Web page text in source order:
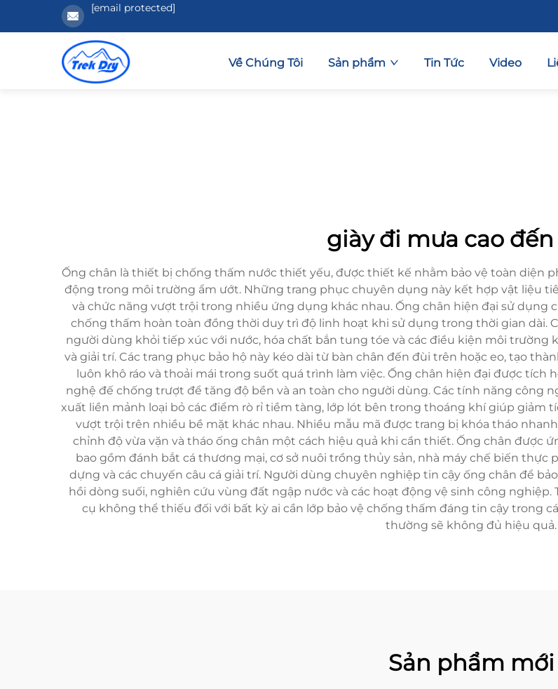
[email protected]
Về Chúng Tôi Sản phẩm Tin Tức Video
giày đi mưa cao
Ống chân là thiết bị chống thấm nước thiết yếu, được thiết kế nhằm bảo vệ toàn diện
động trong môi trường ẩm ướt. Những trang phục chuyên dụng này kết hợp vật liệu
và chức năng vượt trội trong nhiều ứng dụng khác nhau. Ống chân hiện đại sử dụng
chống thấm hoàn toàn đồng thời duy trì độ linh hoạt khi sử dụng trong thời gian dài.
người dùng khỏi tiếp xúc với nước, hóa chất bắn tung tóe và các điều kiện môi
và giải trí. Các trang phục bảo hộ này kéo dài từ bàn chân đến đùi trên hoặc eo, tạo
luôn khô ráo và thoải mái trong suốt quá trình làm việc. Ống chân hiện đại được tích
nghệ đế chống trượt để tăng độ bền và an toàn cho người dùng. Các tính năng công
xuất liền mảnh loại bỏ các điểm rò rỉ tiềm tàng, lớp lót bên trong thoáng khí giúp giảm
vượt trội trên nhiều bề mặt khác nhau. Nhiều mẫu mã được trang bị khóa tháo
chỉnh độ vừa vặn và tháo ống chân một cách hiệu quả khi cần thiết. Ống chân được
bao gồm đánh bắt cá thương mại, cơ sở nuôi trồng thủy sản, nhà máy chế biến
dựng và các chuyến câu cá giải trí. Người dùng chuyên nghiệp tin cậy ống chân để
hồi dòng suối, nghiên cứu vùng đất ngập nước và các hoạt động vệ sinh công
cụ không thể thiếu đối với bất kỳ ai cần lớp bảo vệ chống thấm đáng tin cậy trong
thường sẽ không đủ hiệu quả.
Sản phẩm mới